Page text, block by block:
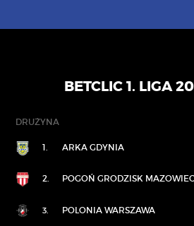
BETCLIC 1. LIGA
DRUŻYNA
1. ARKA GDYNIA
2. POGOŃ GRODZISK
3. POLONIA WARSZAWA